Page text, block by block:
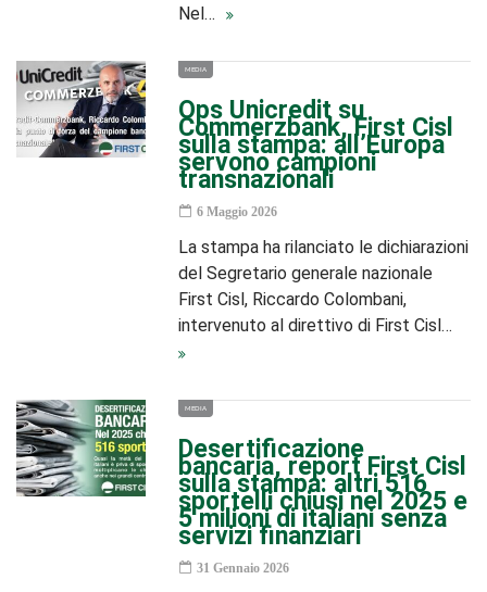
Nel…
MEDIA
Ops Unicredit su
Commerzbank, First Cisl
sulla stampa: all’Europa
servono campioni
transnazionali
6 Maggio 2026
La stampa ha rilanciato le dichiarazioni
del Segretario generale nazionale
First Cisl, Riccardo Colombani,
intervenuto al direttivo di First Cisl…
MEDIA
Desertificazione
bancaria, report First Cisl
sulla stampa: altri 516
sportelli chiusi nel 2025 e
5 milioni di italiani senza
servizi finanziari
31 Gennaio 2026